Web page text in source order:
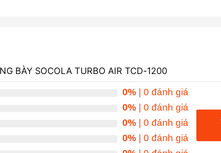
BÀY SOCOLA TURBO AIR TCD-1200
0% | 0 đánh giá
0% | 0 đánh giá
0% | 0 đánh giá
0% | 0 đánh giá